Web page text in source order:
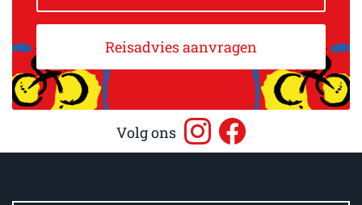
Reisadvies aanvragen
Volg ons